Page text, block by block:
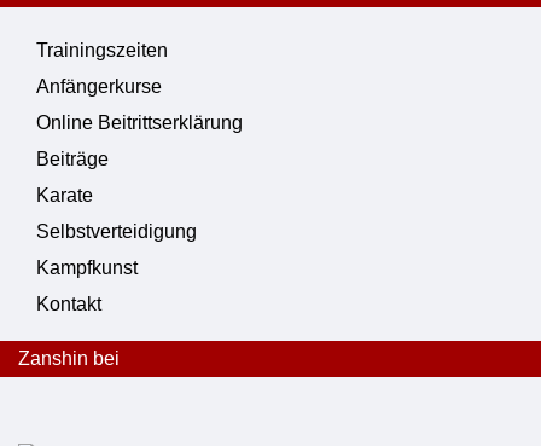
Trainingszeiten
Anfängerkurse
Online Beitrittserklärung
Beiträge
Karate
Selbstverteidigung
Kampfkunst
Kontakt
Zanshin bei